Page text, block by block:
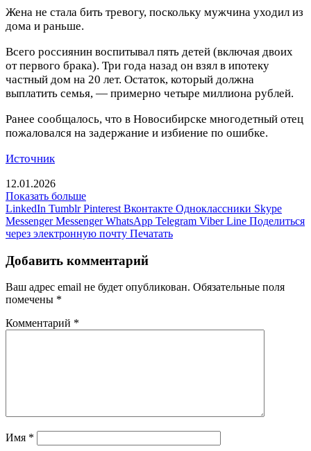
Жена не стала бить тревогу, поскольку мужчина уходил из
дома и раньше.
Всего россиянин воспитывал пять детей (включая двоих
от первого брака). Три года назад он взял в ипотеку
частный дом на 20 лет. Остаток, который должна
выплатить семья, — примерно четыре миллиона рублей.
Ранее сообщалось, что в Новосибирске многодетный отец
пожаловался на задержание и избиение по ошибке.
Источник
12.01.2026
Показать больше
LinkedIn Tumblr Pinterest Вконтакте Одноклассники Skype
Messenger Messenger WhatsApp Telegram Viber Line Поделиться
через электронную почту Печатать
Добавить комментарий
Ваш адрес email не будет опубликован. Обязательные поля
помечены *
Комментарий *
Имя *